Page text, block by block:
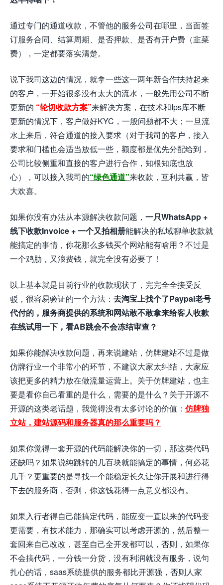
通过专门的通道收款，不管他的服务公司在哪里，当面签
订服务合同、结算周期、是否押款、是否有开户费（韭菜
费），一定都要落实清楚。
说下我司这边的情况，就拿一些这一两年新合作扶持起来
的客户，一开始很多没有太大的流水，一般先用公司不断
更新的 “轮切收款方案”来解决方案，在技术和Ips库不断
更新的情况下，客户做好KYC，一般问题都不大；一旦流
水上来后，符合通道的接入要求（对于我司的客户，接入
要求和门槛也会适当放低一些，额度都是优先分配给到，
公司比较侧重和直接的客户进行合作，知根知底也放
心），可以接入我司的“绿色通道”来收款，互利共赢，皆
大欢喜。
如果你没有办法从本源解决收款问题， 一只WhatsApp +
线下收款Invoice + 一个又拍相册能解决的私域聊单收款就
能搞定的事情，你花那么多钱买个网站能有啥用？不过是
一个鸡肋，又浪费钱，就完全没有必要了！
以上基本就是目前行业的收款现状了，完完全全接受反
驳，很容易验证的一个方法： 去淘宝上找个了Paypal老号
代付的，服务商提供的系统和网站敢不敢拿来给客人收款
在线试用一下，看AB跳会不会冻结审查？
如果你能解决收款问题，再来说建站，仿牌建站不过是做
仿牌行业一个非常小的环节，不建议大家太纠结，大家应
该把更多的精力放在做流量运营上。关于仿牌建站，也主
要是看你自己看重的是什么，需要的是什么？关于开源不
开源的这类老话题，我觉得没有太多讨论的价值： 仿牌独
立站，建站源码和服务器真的那么重要吗？
如果你觉得一套开源的代码能解决你的一切，那这类代码
还缺吗？如果说纯跳转的几百块就能搞定的事情，何必花
几千？更重要的是寻找一个能稳定长久让你开展和进行得
下去的服务商，否则，你这钱花得一点意义都没有。
如果入行者得自己能搞定代码，能应变一直以来的代码变
更需要，有技术能力，那确实可以考虑开源的，然后整一
套回来自己改改，甚至自己全开发都可以，否则，如果你
不会搞代码，一分钱一分货，没有利润就没有服务，说句
扎心的话，saas系统提供的服务都比开源强，否则人家